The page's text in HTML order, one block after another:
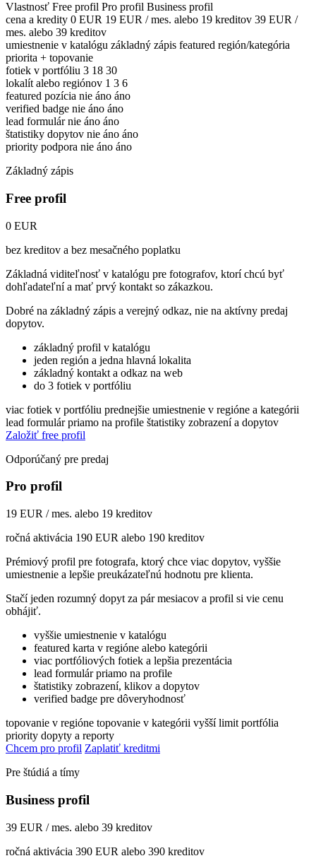
Vlastnosť Free profil Pro profil Business profil
cena a kredity 0 EUR 19 EUR / mes. alebo 19 kreditov 39 EUR /
mes. alebo 39 kreditov
umiestnenie v katalógu základný zápis featured región/kategória
priorita + topovanie
fotiek v portfóliu 3 18 30
lokalít alebo regiónov 1 3 6
featured pozícia nie áno áno
verified badge nie áno áno
lead formulár nie áno áno
štatistiky dopytov nie áno áno
priority podpora nie áno áno
Základný zápis
Free profil
0 EUR
bez kreditov a bez mesačného poplatku
Základná viditeľnosť v katalógu pre fotografov, ktorí chcú byť
dohľadateľní a mať prvý kontakt so zákazkou.
Dobré na základný zápis a verejný odkaz, nie na aktívny predaj
dopytov.
základný profil v katalógu
jeden región a jedna hlavná lokalita
základný kontakt a odkaz na web
do 3 fotiek v portfóliu
viac fotiek v portfóliu prednejšie umiestnenie v regióne a kategórii
lead formulár priamo na profile štatistiky zobrazení a dopytov
Založiť free profil
Odporúčaný pre predaj
Pro profil
19 EUR / mes. alebo 19 kreditov
ročná aktivácia 190 EUR alebo 190 kreditov
Prémiový profil pre fotografa, ktorý chce viac dopytov, vyššie
umiestnenie a lepšie preukázateľnú hodnotu pre klienta.
Stačí jeden rozumný dopyt za pár mesiacov a profil si vie cenu
obhájiť.
vyššie umiestnenie v katalógu
featured karta v regióne alebo kategórii
viac portfóliových fotiek a lepšia prezentácia
lead formulár priamo na profile
štatistiky zobrazení, klikov a dopytov
verified badge pre dôveryhodnosť
topovanie v regióne topovanie v kategórii vyšší limit portfólia
priority dopyty a reporty
Chcem pro profil Zaplatiť kreditmi
Pre štúdiá a tímy
Business profil
39 EUR / mes. alebo 39 kreditov
ročná aktivácia 390 EUR alebo 390 kreditov